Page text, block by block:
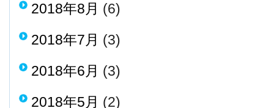
2018年8月 (6)
2018年7月 (3)
2018年6月 (3)
2018年5月 (2)